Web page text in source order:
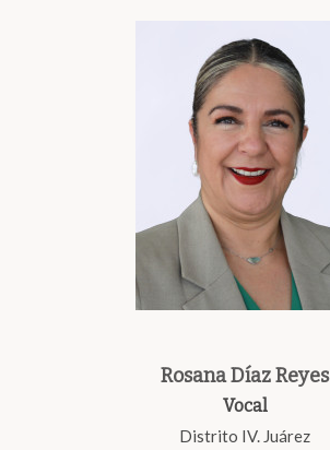
Rosana Díaz Reyes
Vocal
Distrito IV. Juárez